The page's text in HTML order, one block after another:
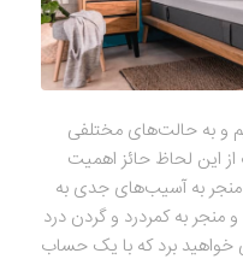
و به حالت‌های مختلفی
این لحاظ حائز اهمیت
به آسیب‌های جدی به
به کمردرد و گردن درد
برد که با یک حساب